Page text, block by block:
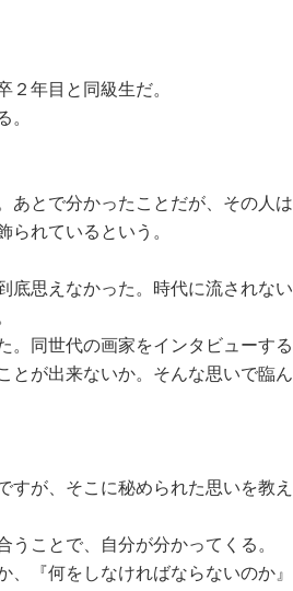
２年目と同級生だ。
。
あとで分かったことだが、その人は
れているという。
底思えなかった。時代に流されない
。同世代の画家をインタビューする
とが出来ないか。そんな思いで臨ん
が、そこに秘められた思いを教え
ことで、自分が分かってくる。
、『何をしなければならないのか』